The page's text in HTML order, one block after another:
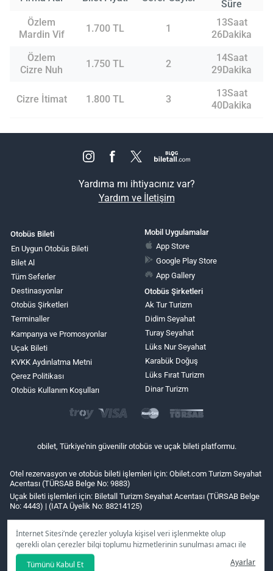
İnternet Sitesi’nde çerezler yoluyla kişisel veri işlenmekte olup
gerekli olan çerezler bilgi toplumu hizmetlerinin sunulması amacı ile
kullanılmaktadır. Tercihleriniz doğrultusunda size özel
kişiselleştirilmiş çerezleri ve özel kampanyaları
seçeneğine
Tümünü Kabul Et Ayarlar
Süre
Özlem
Mardin Vif
1.700 TL 1
13Saat
26Dakika
Özlem
Cizre Nuh
1.750 TL 2
14Saat
29Dakika
Cizre İtimat 1.800 TL 3
13Saat
40Dakika
Yardıma mı ihtiyacınız var?
Yardım ve İletişim
Otobüs Bileti
En Uygun Otobüs Bileti
Bilet Al
Tüm Seferler
Destinasyonlar
Otobüs Şirketleri
Terminaller
Kampanya ve Promosyonlar
Uçak Bileti
KVKK Aydınlatma Metni
Çerez Politikası
Otobüs Kullanım Koşulları
Mobil Uygulamalar
App Store
Google Play Store
App Gallery
Otobüs Şirketleri
Ak Tur Turizm
Didim Seyahat
Turay Seyahat
Lüks Nur Seyahat
Karabük Doğuş
Lüks Fırat Turizm
Dinar Turizm
obilet, Türkiye'nin güvenilir otobüs ve uçak bileti platformu.
Otel rezervasyon ve otobüs bileti işlemleri için: Obilet.com Turizm Seyahat
Acentası (TÜRSAB Belge No: 9883)
Uçak bileti işlemleri için: Biletall Turizm Seyahat Acentası (TÜRSAB Belge
No: 4443) | (IATA Üyelik No: 88214125)